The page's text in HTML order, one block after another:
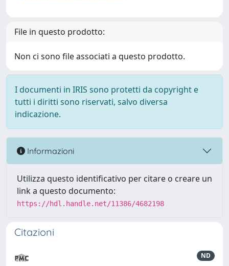
File in questo prodotto:
Non ci sono file associati a questo prodotto.
I documenti in IRIS sono protetti da copyright e
tutti i diritti sono riservati, salvo diversa
indicazione.
Informazioni
Utilizza questo identificativo per citare o creare un
link a questo documento:
https://hdl.handle.net/11386/4682198
Citazioni
ND